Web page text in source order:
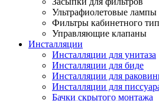
Ультрафиолетовые лампы
Фильтры кабинетного
Управляющие клапаны
Инсталляции
Инсталляции для унитаза
Инсталляции для биде
Инсталляции для
Инсталляции для
Бачки скрытого монтажа